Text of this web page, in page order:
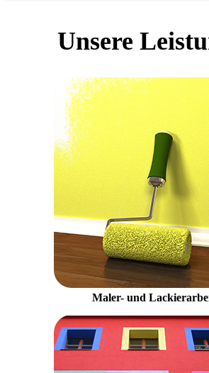
Unsere
Maler- und